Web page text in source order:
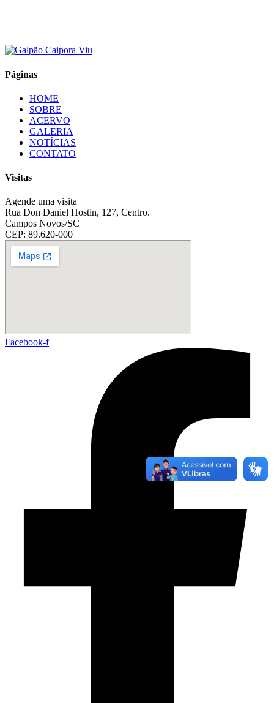
Páginas
HOME
SOBRE
ACERVO
GALERIA
NOTÍCIAS
CONTATO
Visitas
Agende uma visita
Rua Don Daniel Hostin, 127, Centro.
Campos Novos/SC
CEP: 89.620-000
Facebook-f